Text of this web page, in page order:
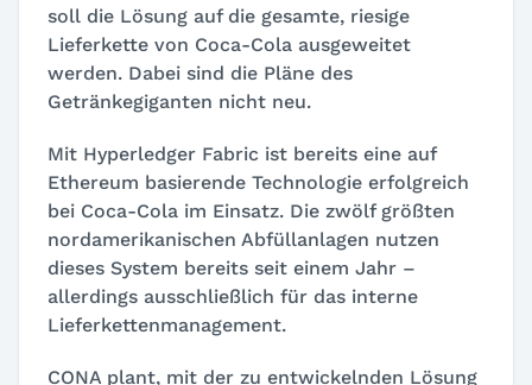
soll die Lösung auf die gesamte, riesige
Lieferkette von Coca-Cola ausgeweitet
werden. Dabei sind die Pläne des
Getränkegiganten nicht neu.
Mit Hyperledger Fabric ist bereits eine auf
Ethereum basierende Technologie erfolgreich
bei Coca-Cola im Einsatz. Die zwölf größten
nordamerikanischen Abfüllanlagen nutzen
dieses System bereits seit einem Jahr –
allerdings ausschließlich für das interne
Lieferkettenmanagement.
CONA plant, mit der zu entwickelnden Lösung